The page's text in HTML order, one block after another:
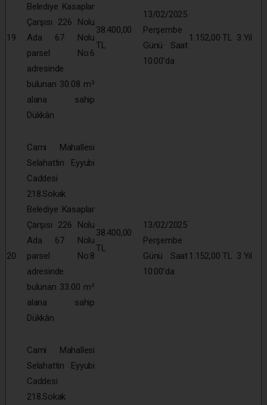
19
Belediye Kasaplar
Çarşısı 226 Nolu
Ada 67 Nolu
parsel No:6
adresinde
bulunan 30.08 m²
alana sahip
Dükkân
38.400,00
TL
13/02/2025
Perşembe
Günü Saat
10:00’da
1.152,00 TL 3 Yıl
20
Cami Mahallesi
Selahattin Eyyubi
Caddesi
218.Sokak
Belediye Kasaplar
Çarşısı 226 Nolu
Ada 67 Nolu
parsel No:8
adresinde
bulunan 33.00 m²
alana sahip
Dükkân
38.400,00
TL
13/02/2025
Perşembe
Günü Saat
10:00’da
1.152,00 TL 3 Yıl
Cami Mahallesi
Selahattin Eyyubi
Caddesi
218.Sokak